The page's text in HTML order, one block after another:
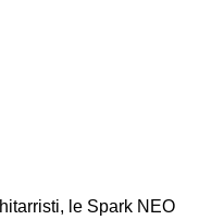
le Spark NEO